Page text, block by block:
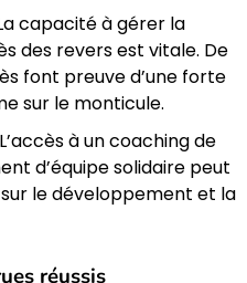
capacité à gérer la
des revers est vitale. De
font preuve d’une forte
sur le monticule.
L’accès à un coaching de
d’équipe solidaire peut
le développement et la
réussis